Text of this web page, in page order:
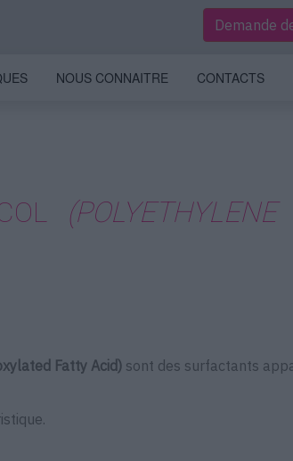
Demande
NOUS CONNAITRE CONTACTS
(POLYETHYLENE
Fatty Acid) sont des surfactants